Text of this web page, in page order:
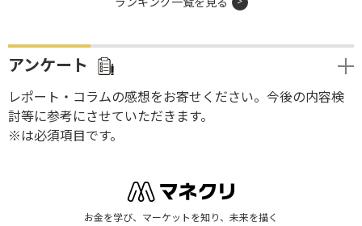
アンケート
レポート・コラムの感想をお寄せください。今後の内容検
討等に参考にさせていただきます。
※は必須項目です。
お金を学び、マーケットを知り、未来を描く